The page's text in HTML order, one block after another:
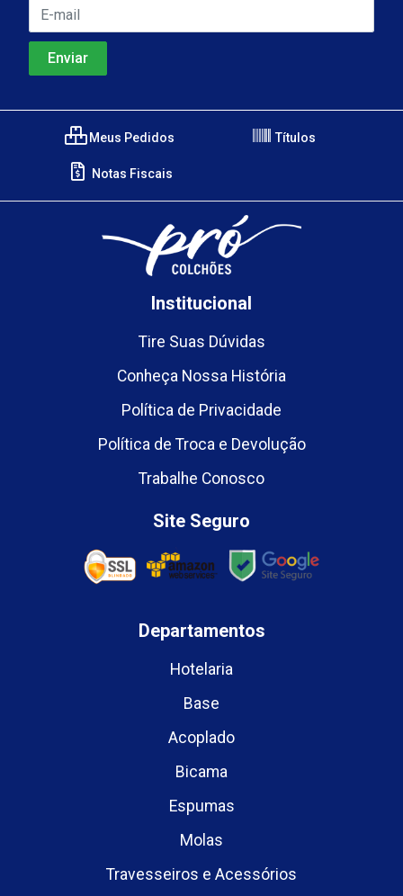
Meus Pedidos Títulos
Notas Fiscais
Institucional
Tire Suas Dúvidas
Conheça Nossa História
Política de Privacidade
Política de Troca e Devolução
Trabalhe Conosco
Site Seguro
Departamentos
Hotelaria
Base
Acoplado
Bicama
Espumas
Molas
Travesseiros e Acessórios